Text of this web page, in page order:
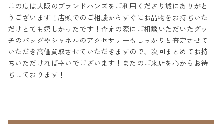
この度は大阪のブランドハンズをご利用くださり誠にありがと
うございます！店頭でのご相談からすぐにお品物をお持ちいた
だけとても嬉しかったです！査定の際にご相談いただいたグッ
チのバッグやシャネルのアクセサリーもしっかりと査定させて
いただき高価買取させていただきますので、次回まとめてお持
ちいただければ幸いでございます！またのご来店を心からお待
ちしております！